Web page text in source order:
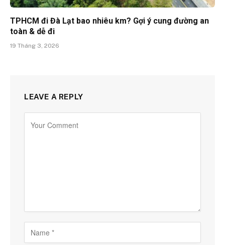
TPHCM đi Đà Lạt bao nhiêu km? Gợi ý cung đường an
toàn & dễ đi
19 Tháng 3, 2026
LEAVE A REPLY